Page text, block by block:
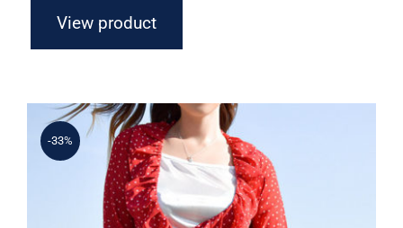
View product
-33%